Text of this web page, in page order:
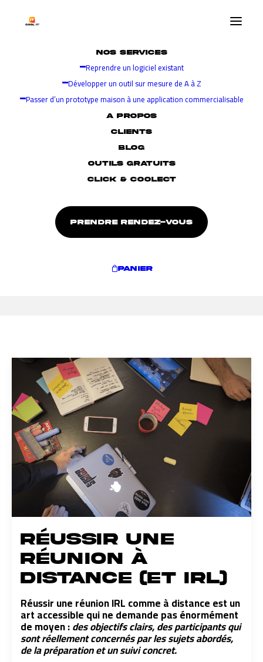
NOS SERVICES
Reprendre un logiciel existant
Développer un outil sur mesure de A à Z
Passer d’un prototype maison à une application commercialisable
A PROPOS
CLIENTS
BLOG
OUTILS GRATUITS
CLICK & COOLECT
PRENDRE RENDEZ-VOUS
PANIER
reunion
Réussir une
réunion à
distance (et IRL)
Réussir une réunion IRL comme à distance est un
art accessible qui ne demande pas énormément
de moyen :des objectifs clairs, des participants qui
sont réellement concernés par les sujets abordés,
de la préparation et un suivi concret.